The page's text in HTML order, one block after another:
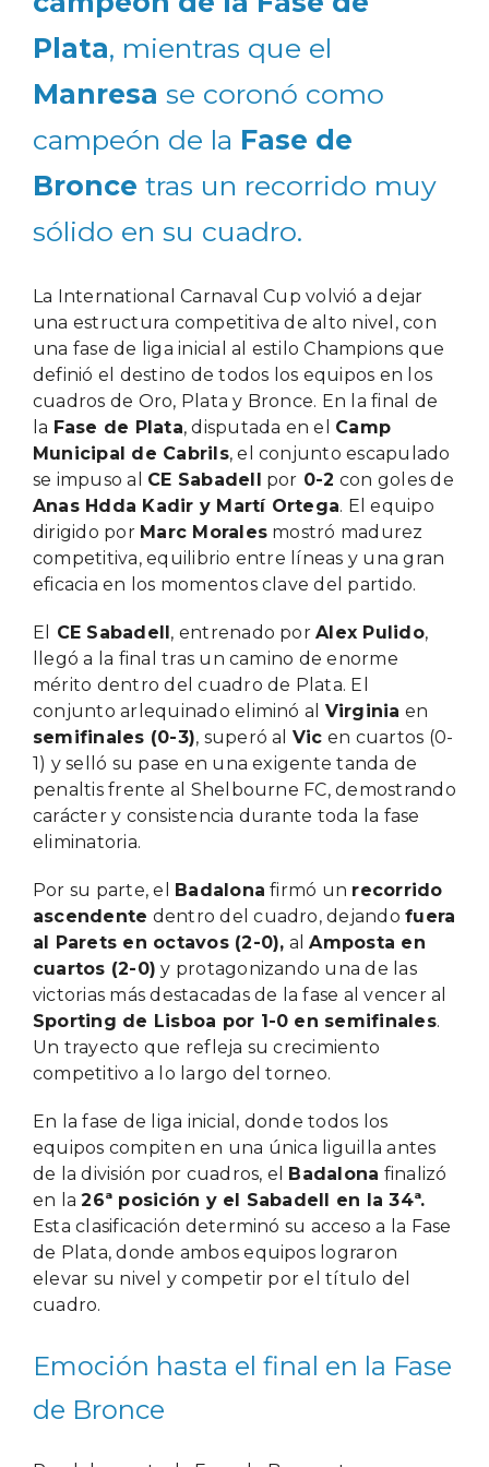
Plata, mientras que el
Manresa se coronó como
campeón de la Fase de
Bronce tras un recorrido muy
sólido en su cuadro.
La International Carnaval Cup volvió a dejar
una estructura competitiva de alto nivel, con
una fase de liga inicial al estilo Champions que
definió el destino de todos los equipos en los
cuadros de Oro, Plata y Bronce. En la final de
la Fase de Plata, disputada en el Camp
Municipal de Cabrils, el conjunto escapulado
se impuso al CE Sabadell por 0-2 con goles de
Anas Hdda Kadir y Martí Ortega. El equipo
dirigido por Marc Morales mostró madurez
competitiva, equilibrio entre líneas y una gran
eficacia en los momentos clave del partido.
El CE Sabadell , entrenado porAlex Pulido,
llegó a la final tras un camino de enorme
mérito dentro del cuadro de Plata. El
conjunto arlequinado eliminó al Virginia en
semifinales (0-3), superó al Vic en cuartos (0-
1) y selló su pase en una exigente tanda de
penaltis frente al Shelbourne FC, demostrando
carácter y consistencia durante toda la fase
eliminatoria.
Por su parte, el Badalona firmó un recorrido
ascendente dentro del cuadro, dejandofuera
al Parets en octavos (2-0), alAmposta en
cuartos (2-0) y protagonizando una de las
victorias más destacadas de la fase al vencer al
Sporting de Lisboa por 1-0 en semifinales.
Un trayecto que refleja su crecimiento
competitivo a lo largo del torneo.
En la fase de liga inicial, donde todos los
equipos compiten en una única liguilla antes
de la división por cuadros, el
Badalona finalizó
en la26ª posición y el Sabadell en la 34ª.
Esta clasificación determinó su acceso a la Fase
de Plata, donde ambos equipos lograron
elevar su nivel y competir por el título del
cuadro.
Emoción hasta el final en la Fase
de Bronce